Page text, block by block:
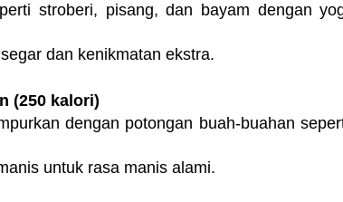
stroberi, pisang, dan bayam dengan
dan kenikmatan ekstra.
(250 kalori)
dengan potongan buah-buahan
untuk rasa manis alami.